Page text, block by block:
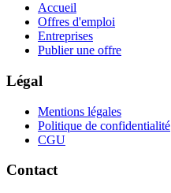
Accueil
Offres d'emploi
Entreprises
Publier une offre
Légal
Mentions légales
Politique de confidentialité
CGU
Contact